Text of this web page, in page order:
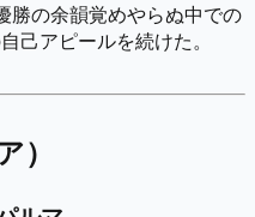
勝の余韻覚めやらぬ中での
己アピールを続けた。
）